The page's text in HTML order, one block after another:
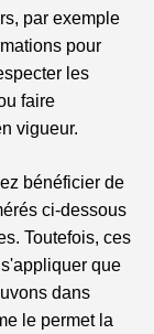
par exemple
pour
les
faire
vigueur.
bénéficier de
ci-dessous
Toutefois, ces
que
dans
le permet la